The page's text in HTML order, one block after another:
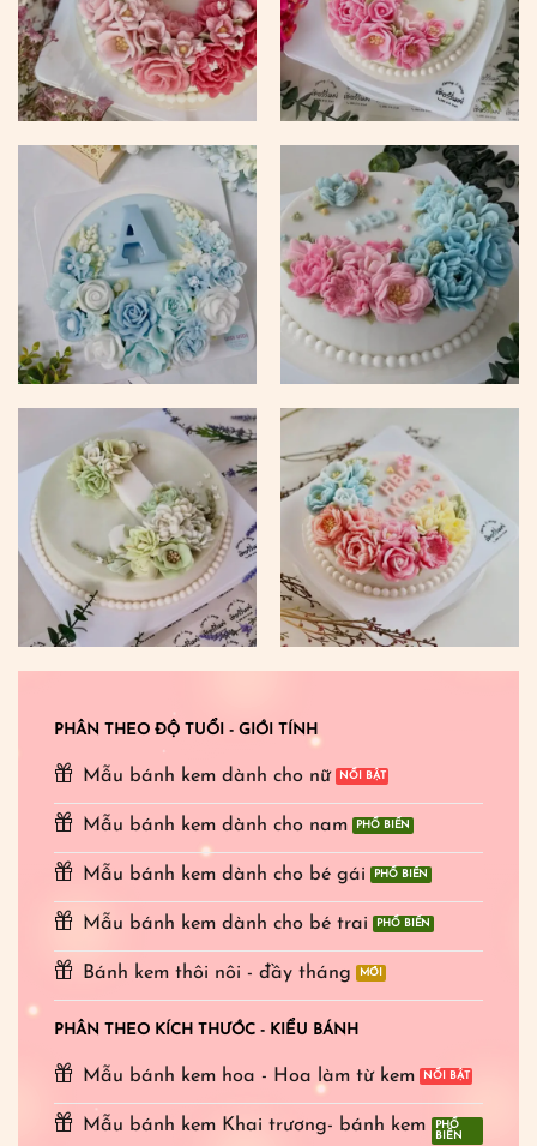
PHÂN THEO ĐỘ TUỔI - GIỚI TÍNH
Mẫu bánh kem dành cho nữ
Mẫu bánh kem dành cho nam
Mẫu bánh kem dành cho bé gái
Mẫu bánh kem dành cho bé trai
Bánh kem thôi nôi - đầy tháng
PHÂN THEO KÍCH THƯỚC - KIỂU BÁNH
Mẫu bánh kem hoa - Hoa làm từ kem
Mẫu bánh kem Khai trương- bánh kem